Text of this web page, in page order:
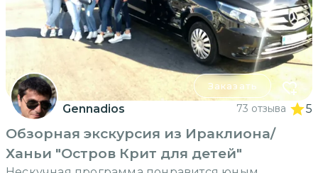
Заказать
Gennadios 73 отзыва 5
Обзорная экскурсия из Ираклиона/
Ханьи "Остров Крит для детей"